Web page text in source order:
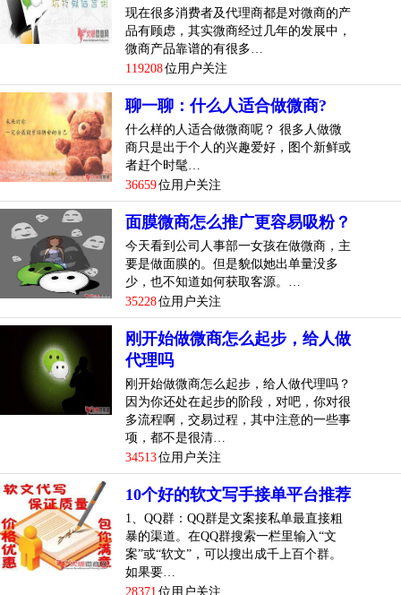
现在很多消费者及代理商都是对微商的产
品有顾虑，其实微商经过几年的发展中，
微商产品靠谱的有很多…
119208位用户关注
聊一聊：什么人适合做微商?
什么样的人适合做微商呢？ 很多人做微
商只是出于个人的兴趣爱好，图个新鲜或
者赶个时髦…
36659位用户关注
面膜微商怎么推广更容易吸粉？
今天看到公司人事部一女孩在做微商，主
要是做面膜的。但是貌似她出单量没多
少，也不知道如何获取客源。…
35228位用户关注
刚开始做微商怎么起步，给人做
代理吗
刚开始做微商怎么起步，给人做代理吗？
因为你还处在起步的阶段，对吧，你对很
多流程啊，交易过程，其中注意的一些事
项，都不是很清…
34513位用户关注
10个好的软文写手接单平台推荐
1、QQ群：QQ群是文案接私单最直接粗
暴的渠道。在QQ群搜索一栏里输入“文
案”或“软文”，可以搜出成千上百个群。
如果要…
28371 位用户关注